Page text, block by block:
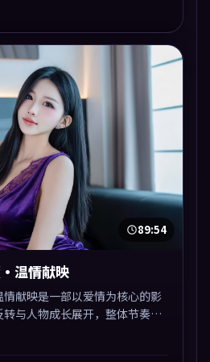
89:54
温情献映
献映是一部以爱情为核心的影
与人物成长展开，整体节奏紧